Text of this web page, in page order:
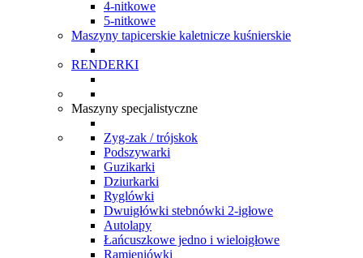
4-nitkowe
5-nitkowe
Maszyny tapicerskie kaletnicze kuśnierskie
RENDERKI
Maszyny specjalistyczne
Zyg-zak / trójskok
Podszywarki
Guzikarki
Dziurkarki
Ryglówki
Dwuigłówki stebnówki 2-igłowe
Autolapy
Łańcuszkowe jedno i wieloigłowe
Ramieniówki